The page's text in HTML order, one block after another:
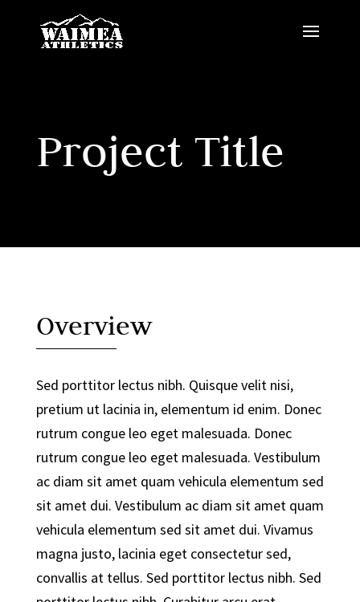
Project Title
Overview
Sed porttitor lectus nibh. Quisque velit nisi,
pretium ut lacinia in, elementum id enim. Donec
rutrum congue leo eget malesuada. Donec
rutrum congue leo eget malesuada. Vestibulum
ac diam sit amet quam vehicula elementum sed
sit amet dui. Vestibulum ac diam sit amet quam
vehicula elementum sed sit amet dui. Vivamus
magna justo, lacinia eget consectetur sed,
convallis at tellus. Sed porttitor lectus nibh. Sed